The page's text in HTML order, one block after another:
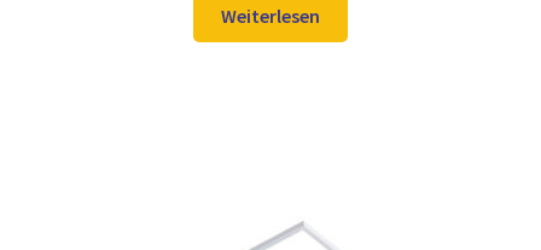
war:
105,98 €
ist:
78,97 €.
Weiterlesen